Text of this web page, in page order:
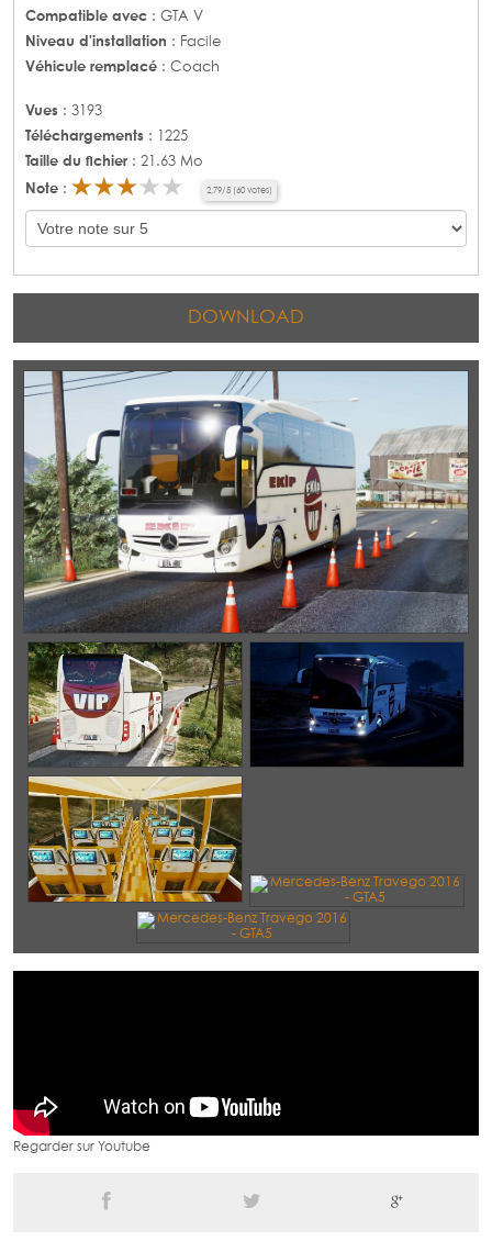
Compatible avec : GTA V
Niveau d'installation : Facile
Véhicule remplacé : Coach
Vues : 3193
Téléchargements : 1225
Taille du fichier : 21.63 Mo
Note : 2,79/5 60 votes)
DOWNLOAD
Regarder sur Youtube